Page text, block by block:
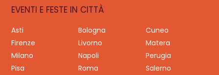
EVENTI E FESTE IN CITTÀ
Asti Bologna
Cuneo
Firenze
Livorno
Matera
Milano
Napoli
Perugia
Pisa
Roma
Salerno